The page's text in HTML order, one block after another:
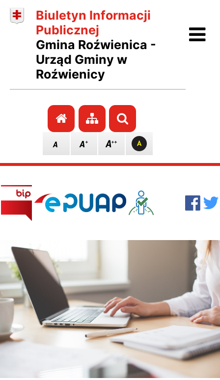
Biuletyn Informacji
Publicznej
Gmina Roźwienica -
Urząd Gminy w
Roźwienicy
Przejdź do strony głównej
Przejdź do mapy
Szukaj